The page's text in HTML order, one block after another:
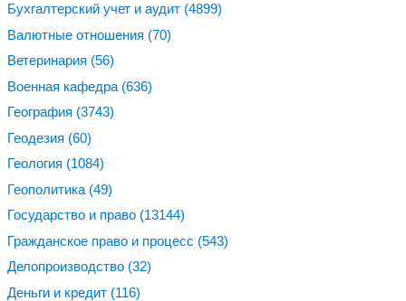
Бухгалтерский учет и аудит (4899)
Валютные отношения (70)
Ветеринария (56)
Военная кафедра (636)
География (3743)
Геодезия (60)
Геология (1084)
Геополитика (49)
Государство и право (13144)
Гражданское право и процесс (543)
Делопроизводство (32)
Деньги и кредит (116)